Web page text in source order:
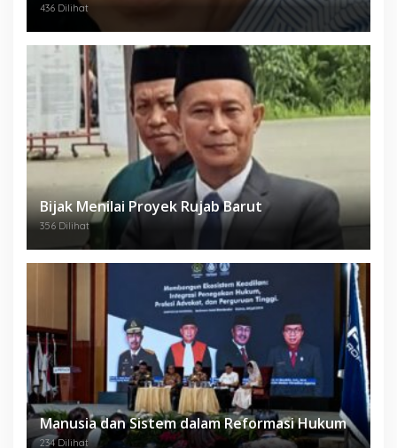
436 Dilihat
Bijak Menilai Proyek Rujab Barut
356 Dilihat
Manusia dan Sistem dalam Reformasi Hukum
234 Dilihat